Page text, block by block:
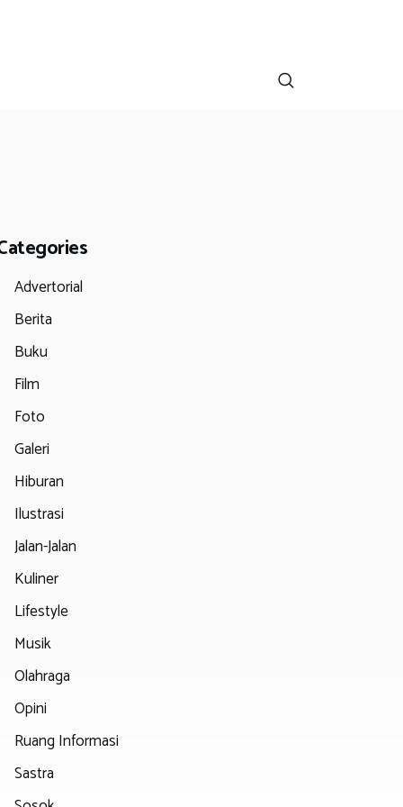
Advertorial
Berita
Buku
Film
Foto
Galeri
Hiburan
Ilustrasi
Jalan-Jalan
Kuliner
Lifestyle
Musik
Olahraga
Opini
Ruang Informasi
Sastra